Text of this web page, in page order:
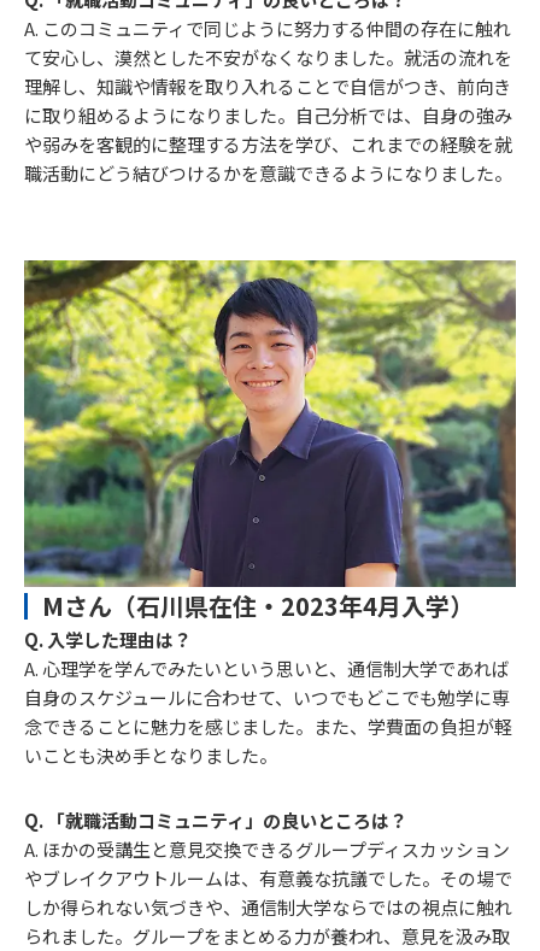
A. このコミュニティで同じように努力する仲間の存在に触れ
て安心し、漠然とした不安がなくなりました。就活の流れを
理解し、知識や情報を取り入れることで自信がつき、前向き
に取り組めるようになりました。自己分析では、自身の強み
や弱みを客観的に整理する方法を学び、これまでの経験を就
職活動にどう結びつけるかを意識できるようになりました。
Mさん（石川県在住・2023年4月入学）
Q. 入学した理由は？
A. 心理学を学んでみたいという思いと、通信制大学であれば
自身のスケジュールに合わせて、いつでもどこでも勉学に専
念できることに魅力を感じました。また、学費面の負担が軽
いことも決め手となりました。
Q. 「就職活動コミュニティ」の良いところは？
A. ほかの受講生と意見交換できるグループディスカッション
やブレイクアウトルームは、有意義な抗議でした。その場で
しか得られない気づきや、通信制大学ならではの視点に触れ
られました。グループをまとめる力が養われ、意見を汲み取